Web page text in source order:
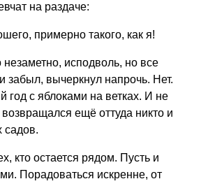
на раздаче:
примерно такого, как я!
исподволь, но все
забыл, вычеркнул напрочь. Нет.
год с яблоками на ветках. И не
ещё оттуда никто и
садов.
кто остается рядом. Пусть и
Порадоваться искренне, от